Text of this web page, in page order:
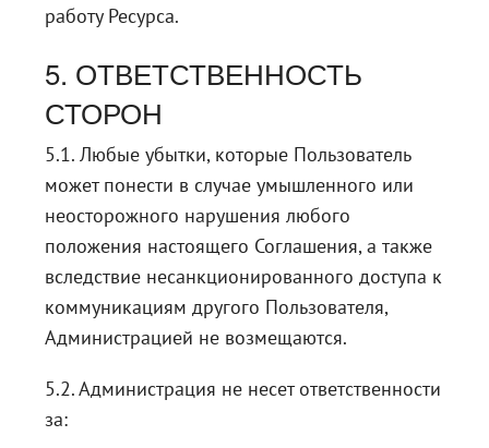
работу Ресурса.
5. ОТВЕТСТВЕННОСТЬ
СТОРОН
5.1. Любые убытки, которые Пользователь
может понести в случае умышленного или
неосторожного нарушения любого
положения настоящего Соглашения, а также
вследствие несанкционированного доступа к
коммуникациям другого Пользователя,
Администрацией не возмещаются.
5.2. Администрация не несет ответственности
за: